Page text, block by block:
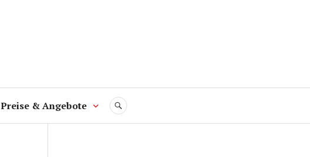
Preise & Angebote SUCHE